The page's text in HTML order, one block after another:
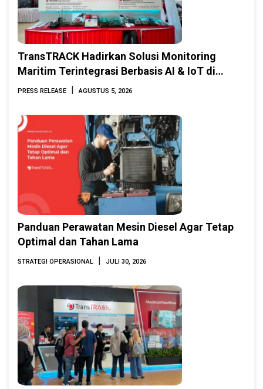
TransTRACK Hadirkan Solusi Monitoring
Maritim Terintegrasi Berbasis AI & IoT di
Indonesia Marine & Offshore Expo (IMOX)
PRESS RELEASE | AGUSTUS 5, 2026
Panduan Perawatan Mesin Diesel Agar Tetap
Optimal dan Tahan Lama
STRATEGI OPERASIONAL | JULI 30, 2026